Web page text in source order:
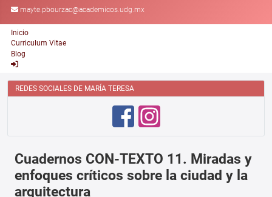
mayte.pbourzac@academicos.udg.mx
Inicio
Curriculum Vitae
Blog
REDES SOCIALES DE MARÍA TERESA
Cuadernos CON-TEXTO 11. Miradas y
enfoques críticos sobre la ciudad y la
arquitectura